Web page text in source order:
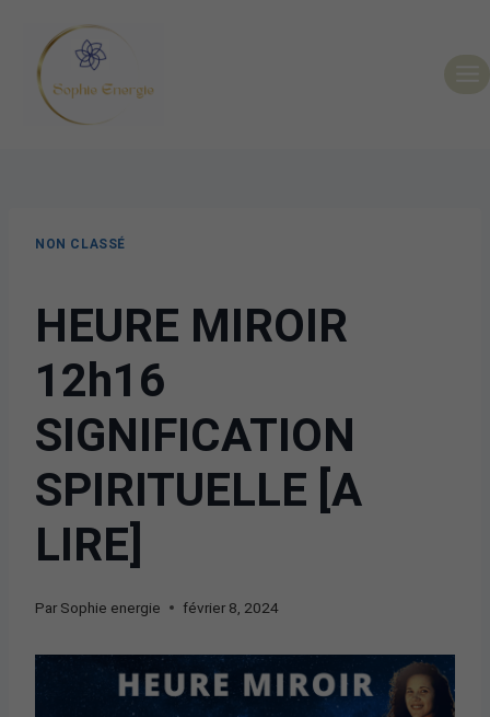
NON CLASSÉ
HEURE MIROIR
12h16
SIGNIFICATION
SPIRITUELLE [A
LIRE]
Par Sophie energie février 8, 2024